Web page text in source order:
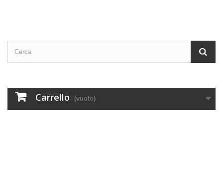
Carrello (vuoto)